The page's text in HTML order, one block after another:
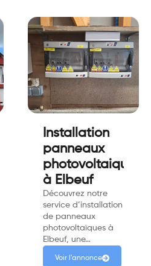
Installation
panneaux
photovoltaiques
à Elbeuf
Découvrez notre
service d’installation
de panneaux
photovoltaïques à
Elbeuf, une…
Voir l'annonce